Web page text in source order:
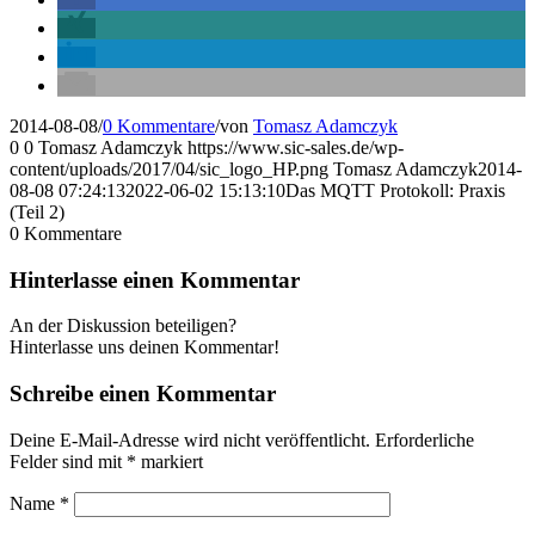
2014-08-08/0 Kommentare/von Tomasz Adamczyk
0 0 Tomasz Adamczyk https://www.sic-sales.de/wp-
content/uploads/2017/04/sic_logo_HP.png Tomasz Adamczyk2014-
08-08 07:24:132022-06-02 15:13:10Das MQTT Protokoll: Praxis
(Teil 2)
0 Kommentare
Hinterlasse einen Kommentar
An der Diskussion beteiligen?
Hinterlasse uns deinen Kommentar!
Schreibe einen Kommentar
Deine E-Mail-Adresse wird nicht veröffentlicht. Erforderliche
Felder sind mit * markiert
Name *